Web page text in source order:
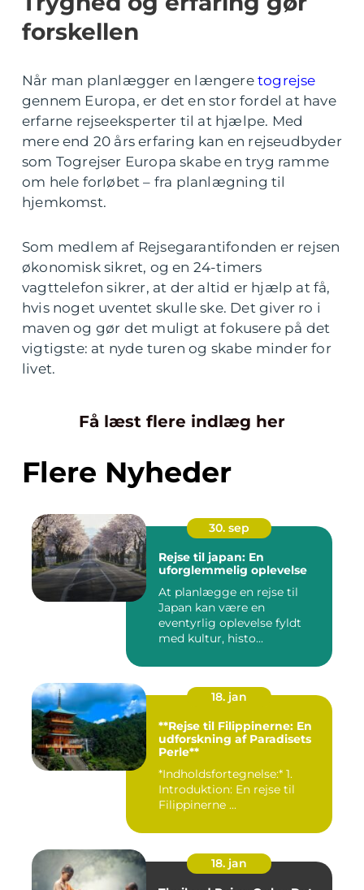
forskellen
Når man planlægger en længere togrejse
gennem Europa, er det en stor fordel at have
erfarne rejseeksperter til at hjælpe. Med
mere end 20 års erfaring kan en rejseudbyder
som Togrejser Europa skabe en tryg ramme
om hele forløbet – fra planlægning til
hjemkomst.
Som medlem af Rejsegarantifonden er rejsen
økonomisk sikret, og en 24-timers
vagttelefon sikrer, at der altid er hjælp at få,
hvis noget uventet skulle ske. Det giver ro i
maven og gør det muligt at fokusere på det
vigtigste: at nyde turen og skabe minder for
livet.
Få læst flere indlæg her
Flere Nyheder
30. sep
Rejse til japan: En
uforglemmelig oplevelse
At planlægge en rejse til
Japan kan være en
eventyrlig oplevelse fyldt
med kultur, histo...
18. jan
**Rejse til Filippinerne: En
udforskning af Paradisets
Perle**
*Indholdsfortegnelse:* 1.
Introduktion: En rejse til
Filippinerne ...
18. jan